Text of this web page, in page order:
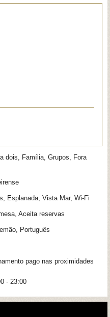
dois, Família, Grupos, Fora
Esplanada, Vista Mar, Wi-Fi
Aceita reservas
Português
pago nas proximidades
- 23:00